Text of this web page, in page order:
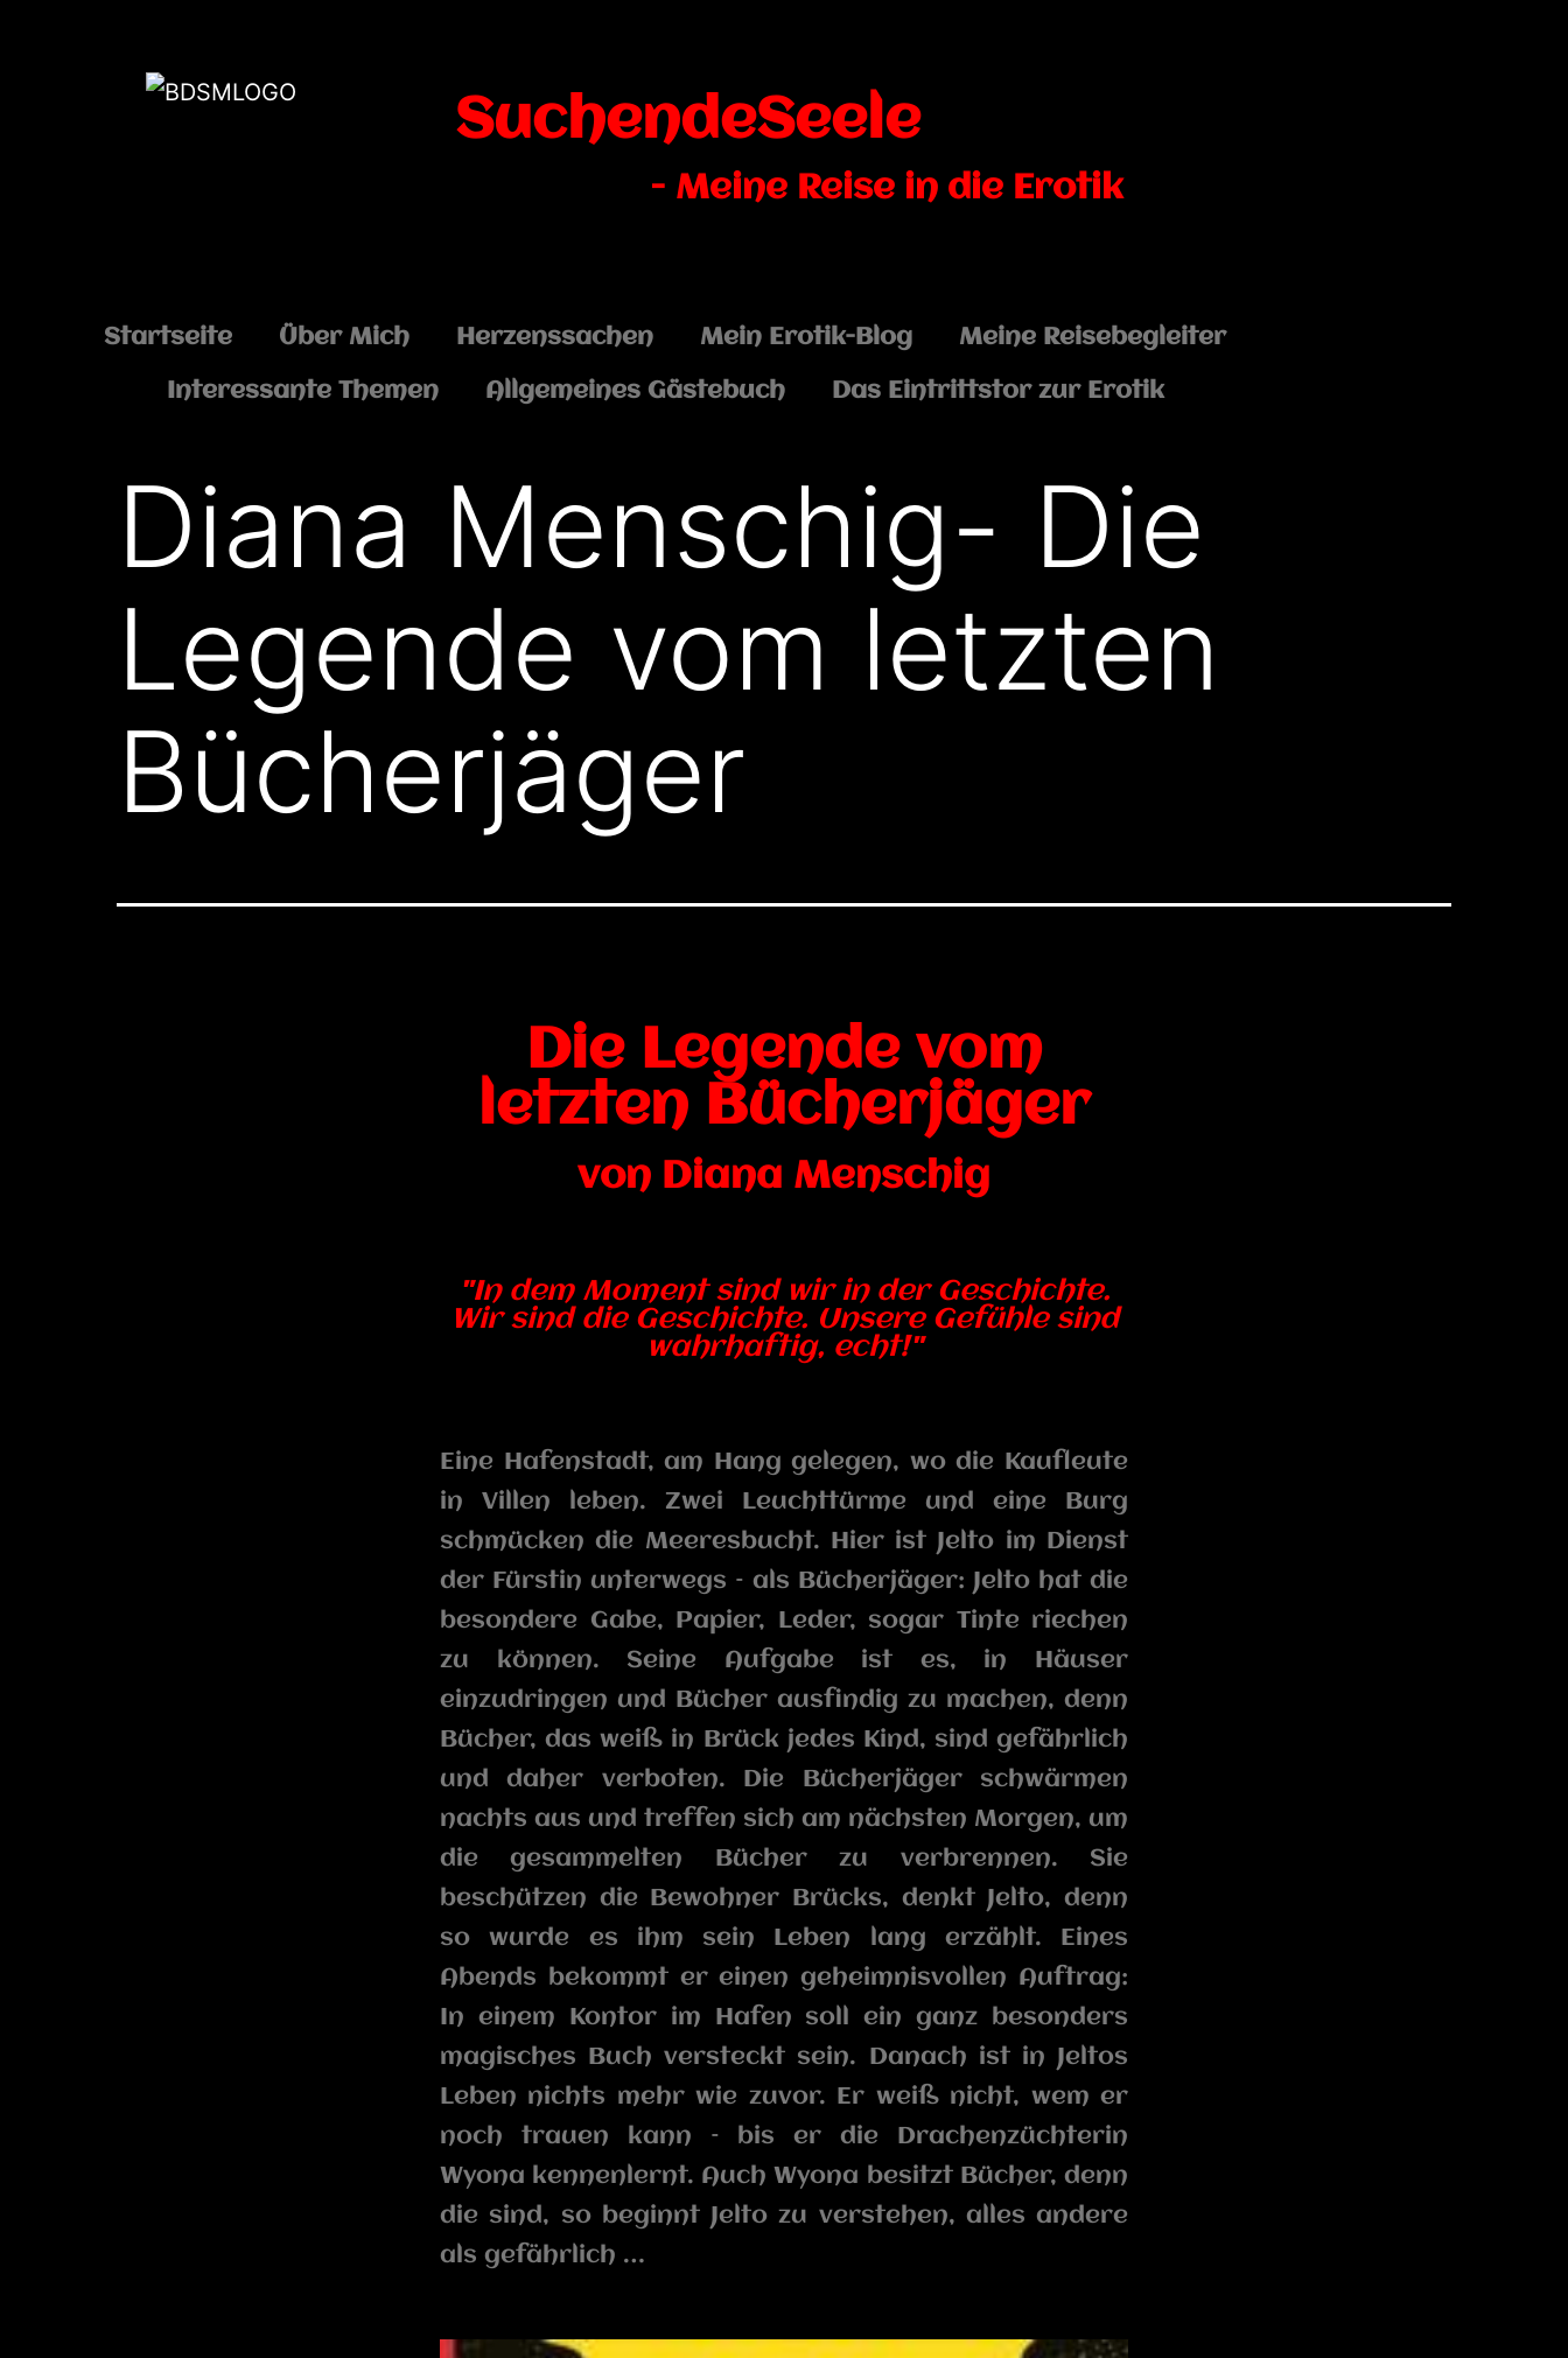
SuchendeSeele
- Meine Reise in die Erotik
Startseite Über Mich Herzenssachen Mein Erotik-Blog Meine Reisebegleiter
Interessante Themen Allgemeines Gästebuch Das Eintrittstor zur Erotik
Diana Menschig- Die
Legende vom letzten
Bücherjäger
Die Legende vom
letzten Bücherjäger
von Diana Menschig
"In dem Moment sind wir in der Geschichte.
Wir sind die Geschichte. Unsere Gefühle sind
wahrhaftig, echt!"
Eine Hafenstadt, am Hang gelegen, wo die Kaufleute
in Villen leben. Zwei Leuchttürme und eine Burg
schmücken die Meeresbucht. Hier ist Jelto im Dienst
der Fürstin unterwegs – als Bücherjäger: Jelto hat die
besondere Gabe, Papier, Leder, sogar Tinte riechen
zu können. Seine Aufgabe ist es, in Häuser
einzudringen und Bücher ausfindig zu machen, denn
Bücher, das weiß in Brück jedes Kind, sind gefährlich
und daher verboten. Die Bücherjäger schwärmen
nachts aus und treffen sich am nächsten Morgen, um
die gesammelten Bücher zu verbrennen. Sie
beschützen die Bewohner Brücks, denkt Jelto, denn
so wurde es ihm sein Leben lang erzählt. Eines
Abends bekommt er einen geheimnisvollen Auftrag:
In einem Kontor im Hafen soll ein ganz besonders
magisches Buch versteckt sein. Danach ist in Jeltos
Leben nichts mehr wie zuvor. Er weiß nicht, wem er
noch trauen kann – bis er die Drachenzüchterin
Wyona kennenlernt. Auch Wyona besitzt Bücher, denn
die sind, so beginnt Jelto zu verstehen, alles andere
als gefährlich …